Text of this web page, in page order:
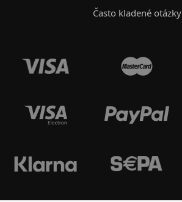
Často kladené otázky